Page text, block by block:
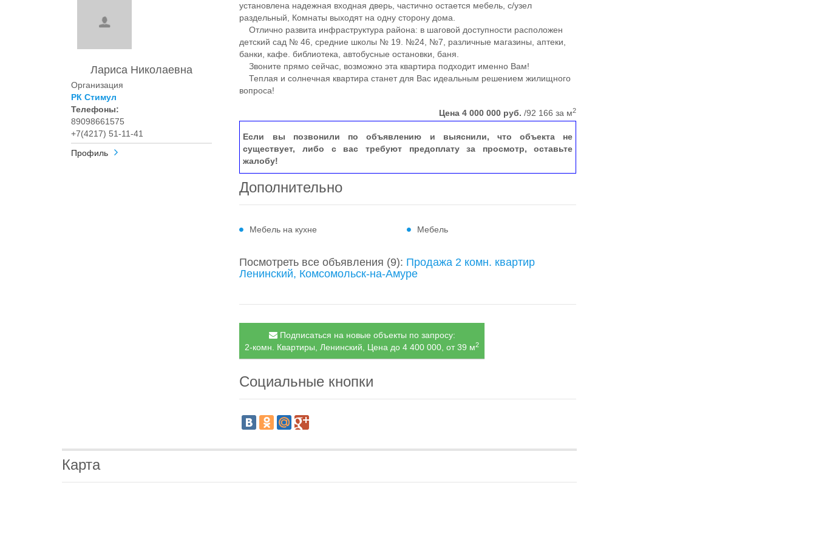
Лариса Николаевна
Организация
РК Стимул
Телефоны:
89098661575
+7(4217) 51-11-41
Профиль
установлена надежная входная дверь, частично остается мебель, с/узел
раздельный, Комнаты выходят на одну сторону дома.
Отлично развита инфраструктура района: в шаговой доступности расположен
детский сад № 46, средние школы № 19. №24, №7, различные магазины, аптеки,
банки, кафе. библиотека, автобусные остановки, баня.
Звоните прямо сейчас, возможно эта квартира подходит именно Вам!
Теплая и солнечная квартира станет для Вас идеальным решением жилищного
вопроса!
Цена4 000 000 руб. /92 166 за м2
Если вы позвонили по объявлению и выяснили, что объекта не
существует, либо с вас требуют предоплату за просмотр, оставьте
жалобу!
Дополнительно
Мебель на кухне Мебель
Посмотреть все объявления (9): Продажа 2 комн. квартир
Ленинский, Комсомольск-на-Амуре
Подписаться на новые объекты по запросу:
2-комн. Квартиры, Ленинский, Цена до 4 400 000, от 39 м2
Социальные кнопки
Карта